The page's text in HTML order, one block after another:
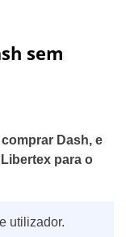
sem
Dash, e
para o
utilizador.